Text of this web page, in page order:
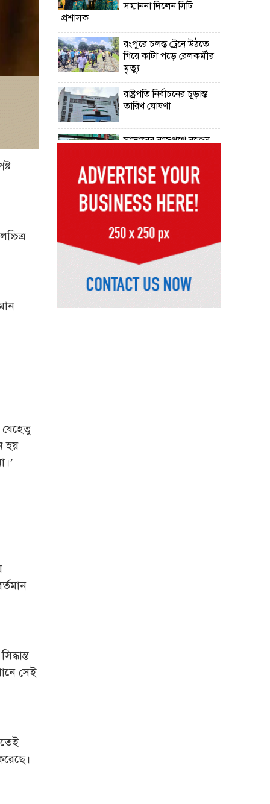
হয়
সেই
সম্মাননা দিলেন সিটি
প্রশাসক
রংপুরে চলন্ত ট্রেনে উঠতে
গিয়ে কাটা পড়ে রেলকর্মীর
মৃত্যু
রাষ্ট্রপতি নির্বাচনের চূড়ান্ত
তারিখ ঘোষণা
সাভারের রাজপথে রক্তের
আগস্ট
হাইকমিশনের সতর্কতা
জারি
দুর্নীতিমুক্ত প্রশাসন গড়াই
সরকারের মূল লক্ষ্য :
ভূমিমন্ত্রী
নেসকো কেন, কোনো কিছুই
রাজশাহী থেকে যাবে না: